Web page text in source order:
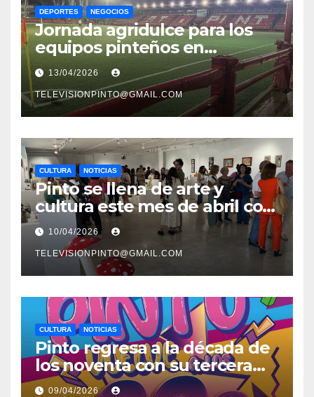
DEPORTES NEGOCIOS
Jornada agridulce para los
equipos pinteños en
Preferente con el liderato del
Atlético de Pinto bajo
amenaza
13/04/2026
TELEVISIONPINTO@GMAIL.COM
CULTURA NOTICIAS
Pinto se llena de arte y
cultura este mes de abril con
una variada programación de
exposiciones y espectáculos
10/04/2026
TELEVISIONPINTO@GMAIL.COM
CULTURA NOTICIAS
Pinto regresa a la década de
los noventa con su tercera
feria temática y deportiva
09/04/2026